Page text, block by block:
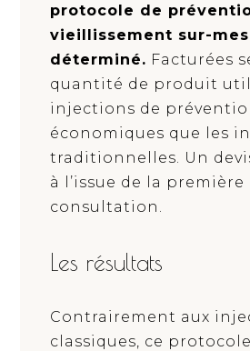
protocole de
vieillissement sur-
déterminé. Facturées
quantité de produit
injections de
économiques que les
traditionnelles. Un
à l’issue de la première
consultation.
Les résultats
Contrairement aux
classiques, ce protocole